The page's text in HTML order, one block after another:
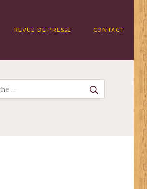
REVUE DE PRESSE CONTACT